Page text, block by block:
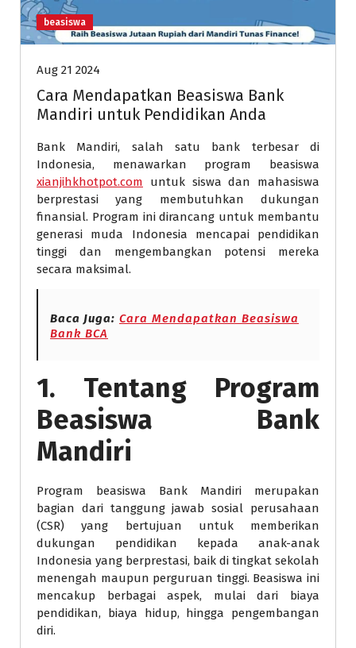
beasiswa
Aug 21 2024
Cara Mendapatkan Beasiswa Bank
Mandiri untuk Pendidikan Anda
Bank Mandiri, salah satu bank terbesar di
Indonesia, menawarkan program beasiswa
xianjihkhotpot.com untuk siswa dan mahasiswa
berprestasi yang membutuhkan dukungan
finansial. Program ini dirancang untuk membantu
generasi muda Indonesia mencapai pendidikan
tinggi dan mengembangkan potensi mereka
secara maksimal.
Baca Juga: Cara Mendapatkan Beasiswa
Bank BCA
1. Tentang Program
Beasiswa Bank
Mandiri
Program beasiswa Bank Mandiri merupakan
bagian dari tanggung jawab sosial perusahaan
(CSR) yang bertujuan untuk memberikan
dukungan pendidikan kepada anak-anak
Indonesia yang berprestasi, baik di tingkat sekolah
menengah maupun perguruan tinggi. Beasiswa ini
mencakup berbagai aspek, mulai dari biaya
pendidikan, biaya hidup, hingga pengembangan
diri.